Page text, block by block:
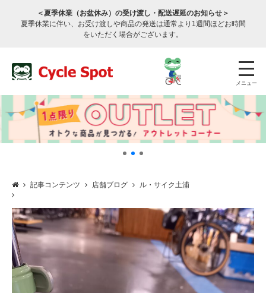
＜夏季休業（お盆休み）の受け渡し・配送遅延のお知らせ＞
夏季休業に伴い、お受け渡しや商品の発送は通常より1週間ほどお時間
をいただく場合がございます。
メニュー
サービスのご案内
サービス全般
記事コンテンツ 店舗ブログ ル・サイク土浦